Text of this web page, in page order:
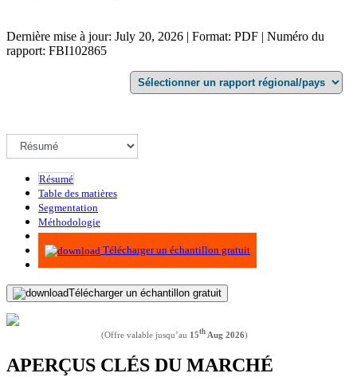
Dernière mise à jour: July 20, 2026 | Format: PDF | Numéro du
rapport: FBI102865
Résumé
Table des matières
Segmentation
Méthodologie
Infographie
Télécharger un échantillon gratuit
Télécharger un échantillon gratuit
(Offre valable jusqu’au 15th Aug 2026)
APERÇUS CLÉS DU MARCHÉ